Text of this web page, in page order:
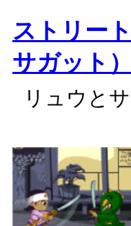
ストリー
サガット）
リュウと